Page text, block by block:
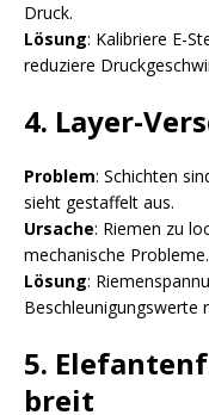
Druck.
Lösung: Kalibriere E-
reduziere
4. Layer-
Problem: Schichten
sieht gestaffelt aus.
Ursache: Riemen zu
mechanische Probleme.
Lösung:
Beschleunigungswerte
5.
breit